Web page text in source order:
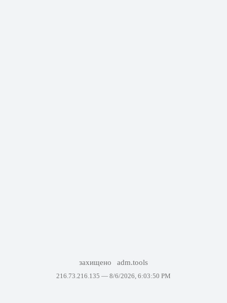
захищено adm.tools
216.73.216.135 — 8/6/2026, 6:03:50 PM